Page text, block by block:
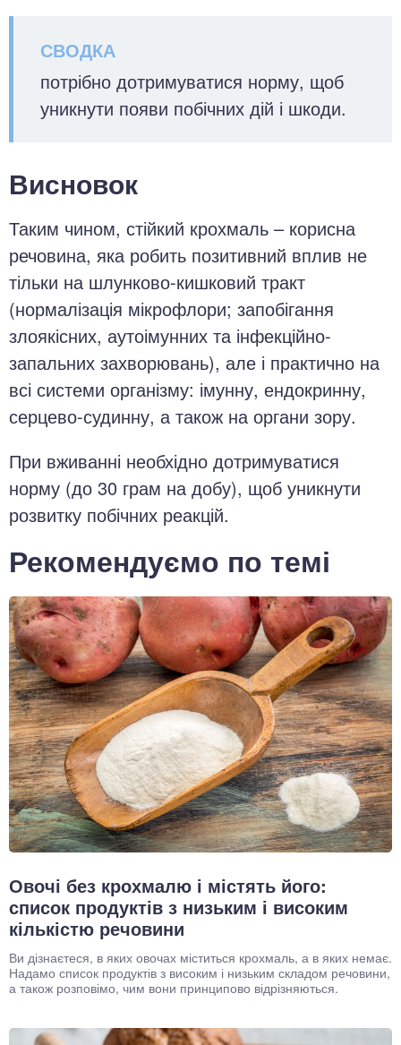
потрібно дотримуватися норму, щоб
уникнути появи побічних дій і шкоди.
Висновок
Таким чином, стійкий крохмаль – корисна
речовина, яка робить позитивний вплив не
тільки на шлунково-кишковий тракт
(нормалізація мікрофлори; запобігання
злоякісних, аутоімунних та інфекційно-
запальних захворювань), але і практично на
всі системи організму: імунну, ендокринну,
серцево-судинну, а також на органи зору.
При вживанні необхідно дотримуватися
норму (до 30 грам на добу), щоб уникнути
розвитку побічних реакцій.
Рекомендуємо по темі
Овочі без крохмалю і містять його:
список продуктів з низьким і високим
кількістю речовини
Ви дізнаєтеся, в яких овочах міститься крохмаль, а в яких немає.
Надамо список продуктів з високим і низьким складом речовини,
а також розповімо, чим вони принципово відрізняються.